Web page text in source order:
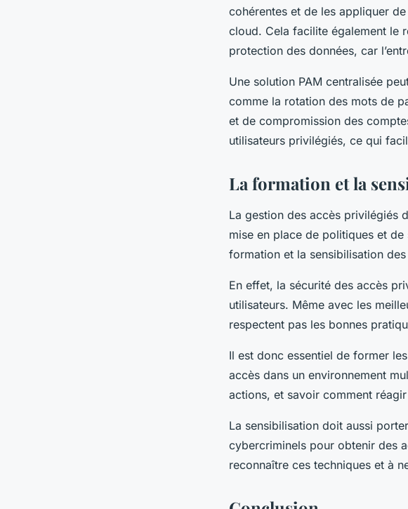
cohérentes et de les appliquer
cloud. Cela facilite également le
protection des données, car
Une solution PAM centralisée
comme la rotation des mots de
et de compromission des
utilisateurs privilégiés, ce qui
La formation et la
La gestion des accès privilégiés
mise en place de politiques et
formation et la sensibilisation
En effet, la sécurité des accès
utilisateurs. Même avec les
respectent pas les bonnes
Il est donc essentiel de former
accès dans un environnement
actions, et savoir comment
La sensibilisation doit aussi
cybercriminels pour obtenir des
reconnaître ces techniques et à